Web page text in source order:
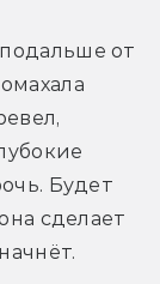
от
Будет
сделает